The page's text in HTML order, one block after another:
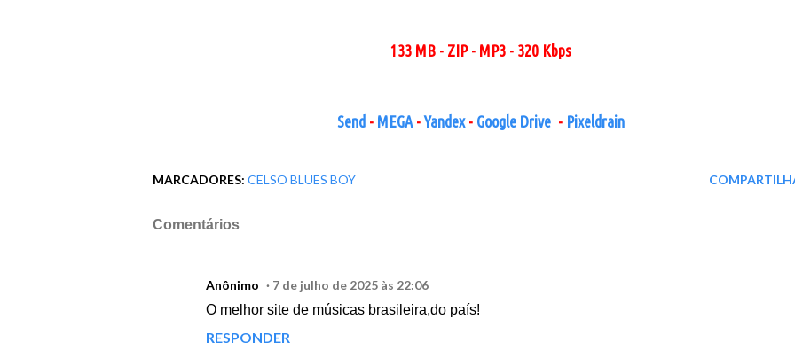
133 MB - ZIP - MP3 - 320 Kbps
Send - MEGA-Yandex- Google Drive - Pixeldrain
MARCADORES: CELSO BLUES BOY
Comentários
Anônimo
7 de julho de 2025 às 22:06
O melhor site de músicas brasileira,do país!
RESPONDER